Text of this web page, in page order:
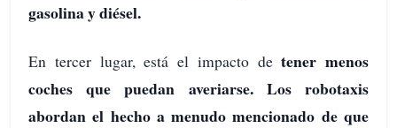
gasolina y diésel.
En tercer lugar, está el impacto detener menos
coches que puedan averiarse. Los robotaxis
abordan el hecho a menudo mencionado de que